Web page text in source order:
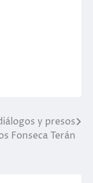
y presos
Fonseca Terán